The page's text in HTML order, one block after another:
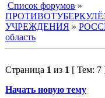
Список форумов »
УЧРЕЖДЕНИЯ »
область
Страница 1 из 1 [ Тем: 7
Начать новую тему